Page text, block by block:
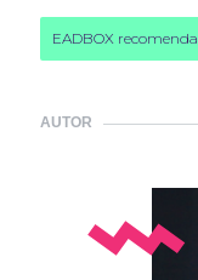
EADBOX recomenda
AUTOR